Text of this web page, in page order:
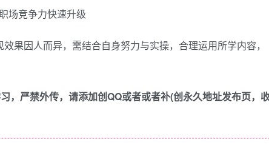
场竞争力快速升级
果因人而异，需结合自身努力与实操，合理运用所学内容，
，严禁外传，请添加创QQ或者或者补(创永久地址发布页，